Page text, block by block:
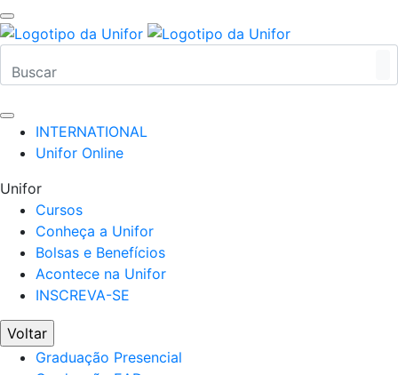
INTERNATIONAL
Unifor Online
Unifor
Cursos
Conheça a Unifor
Bolsas e Benefícios
Acontece na Unifor
INSCREVA-SE
Voltar
Graduação Presencial